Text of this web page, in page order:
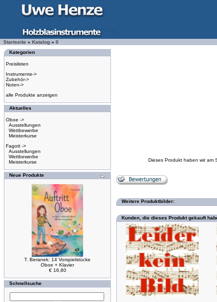
Startseite » Katalog » 0
Kategorien
Preislisten
Instrumente->
Zubehör->
Noten->
alle Produkte anzeigen
Aktuelles
Oboe ->
Ausstellungen
Wettbewerbe
Meisterkurse
Fagott ->
Ausstellungen
Wettbewerbe
Meisterkurse
Neue Produkte
T. Beranek: 14 Vorspielstücke
Oboe + Klavier
€ 16,80
Schnellsuche
Dieses Produkt haben wir am
Weitere Produktbilder:
Kunden, die dieses Produkt gekauft